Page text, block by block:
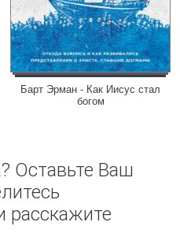
Барт Эрман - Как Иисус стал
богом
Оставьте Ваш
расскажите